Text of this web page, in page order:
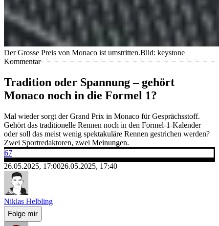
Der Grosse Preis von Monaco ist umstritten.Bild: keystone
Kommentar
Tradition oder Spannung – gehört
Monaco noch in die Formel 1?
Mal wieder sorgt der Grand Prix in Monaco für Gesprächsstoff.
Gehört das traditionelle Rennen noch in den Formel-1-Kalender
oder soll das meist wenig spektakuläre Rennen gestrichen werden?
Zwei Sportredaktoren, zwei Meinungen.
67
26.05.2025, 17:0026.05.2025, 17:40
Niklas Helbling
Folge mir